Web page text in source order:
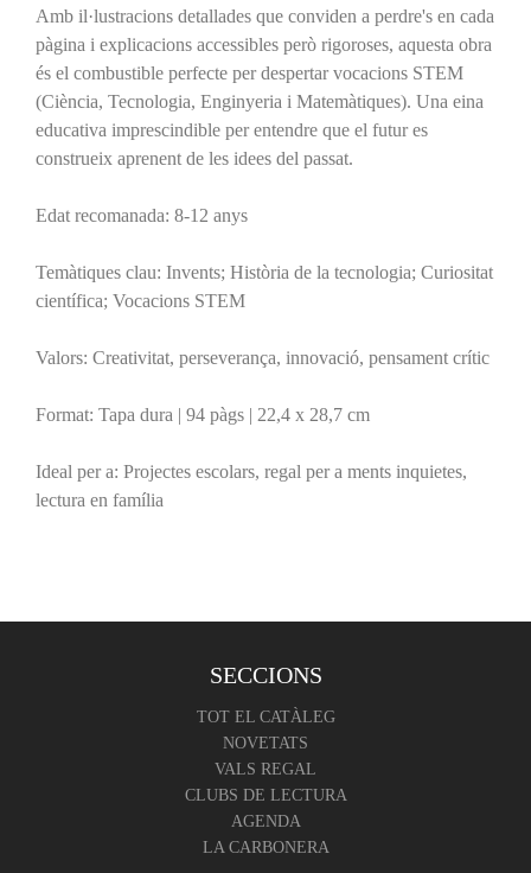
Amb il·lustracions detallades que conviden a perdre's en cada
pàgina i explicacions accessibles però rigoroses, aquesta obra
és el combustible perfecte per despertar vocacions STEM
(Ciència, Tecnologia, Enginyeria i Matemàtiques). Una eina
educativa imprescindible per entendre que el futur es
construeix aprenent de les idees del passat.
Edat recomanada: 8-12 anys
Temàtiques clau: Invents; Història de la tecnologia; Curiositat
científica; Vocacions STEM
Valors: Creativitat, perseverança, innovació, pensament crític
Format: Tapa dura | 94 pàgs | 22,4 x 28,7 cm
Ideal per a: Projectes escolars, regal per a ments inquietes,
lectura en família
SECCIONS
TOT EL CATÀLEG
NOVETATS
VALS REGAL
CLUBS DE LECTURA
AGENDA
LA CARBONERA